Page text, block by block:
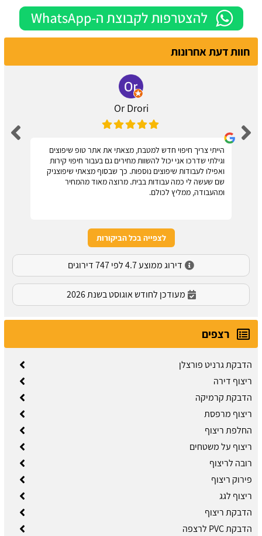
חוות דעת אחרונות
Or Drori
הייתי צריך חיפוי חדש למטבח, מצאתי את אתר טופ שיפוצים
וגילתי שדרכו אני יכול להשוות מחירים גם בעבור חיפוי קירות
ואפילו לעבודות שיפוצים נוספות. כך שבסוף מצאתי שיפוצניק
שם שעשה לי כמה עבודות בבית. מרוצה מאוד מהמחיר
ומהעבודה, ממליץ לכולם.
לצפייה בכל הביקורות
דירוג ממוצע 4.7 לפי 747 דירוגים
מעודכן לחודש אוגוסט בשנת 2026
רצפים
הדבקת גרניט פורצלן
ריצוף דירה
הדבקת קרמיקה
ריצוף מרפסת
החלפת ריצוף
ריצוף על משטחים
רובה לריצוף
פירוק ריצוף
ריצוף לגג
הדבקת ריצוף
הדבקת PVC לרצפה